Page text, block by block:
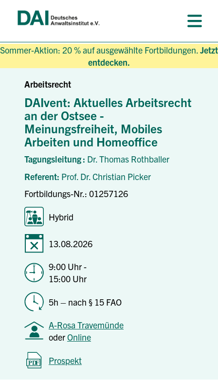
Sommer-Aktion: 20 % auf ausgewählte Fortbildungen.Jetzt
entdecken.
Arbeitsrecht
DAIvent: Aktuelles Arbeitsrecht
an der Ostsee -
Meinungsfreiheit, Mobiles
Arbeiten und Homeoffice
Tagungsleitung : Dr. Thomas Rothballer
Referent: Prof. Dr. Christian Picker
Fortbildungs-Nr.: 01257126
Hybrid
13.08.2026
9:00 Uhr -
15:00 Uhr
5h – nach § 15 FAO
A-Rosa Travemünde
oderOnline
Prospekt